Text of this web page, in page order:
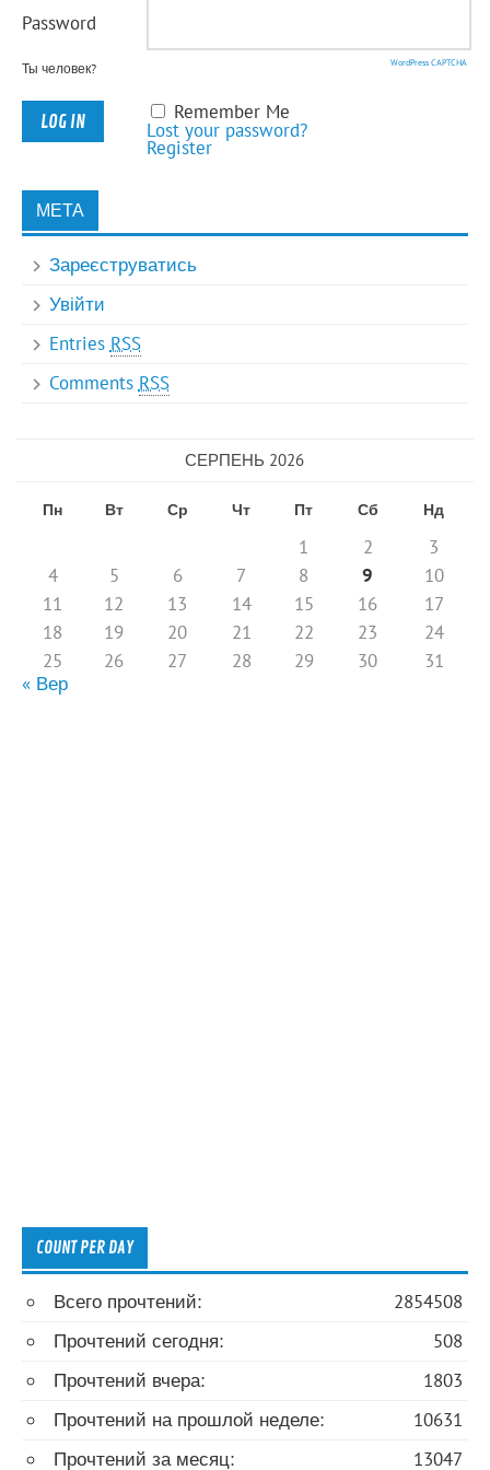
Password
Ты человек? WordPress CAPTCHA
Remember Me
Lost your password?
Register
МЕТА
Зареєструватись
Увійти
Entries RSS
Comments RSS
СЕРПЕНЬ 2026
Пн Вт Ср Чт Пт Сб Нд
1 2
3
4
5 6 7 8 9
10
11
12 13 14 15 16
17
18
19 20 21 22 23
24
25
26 27 28 29 30
31
« Вер
COUNT PER DAY
2854508
Всего прочтений:
508
Прочтений сегодня:
1803
Прочтений вчера:
10631
Прочтений на прошлой неделе:
13047
Прочтений за месяц: